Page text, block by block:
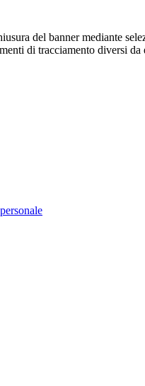
del banner mediante
di tracciamento diversi da